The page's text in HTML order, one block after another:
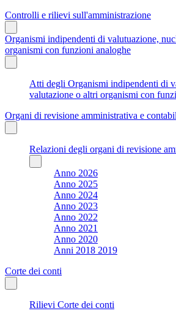
Controlli e rilievi sull'amministrazione
Organismi indipendenti di valutuazione,
organismi con funzioni analoghe
Atti degli Organismi indipendenti di
valutazione o altri organismi con
Organi di revisione amministrativa e
Relazioni degli organi di revisione
Anno 2026
Anno 2025
Anno 2024
Anno 2023
Anno 2022
Anno 2021
Anno 2020
Anni 2018 2019
Corte dei conti
Rilievi Corte dei conti